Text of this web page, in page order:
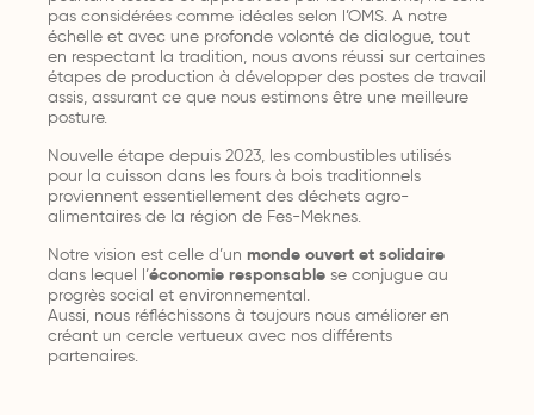
pas considérées comme idéales selon l’OMS. A notre
échelle et avec une profonde volonté de dialogue, tout
en respectant la tradition, nous avons réussi sur certaines
étapes de production à développer des postes de travail
assis, assurant ce que nous estimons être une meilleure
posture.
Nouvelle étape depuis 2023, les combustibles utilisés
pour la cuisson dans les fours à bois traditionnels
proviennent essentiellement des déchets agro-
alimentaires de la région de Fes-Meknes.
Notre vision est celle d’un monde ouvert et solidaire
dans lequel l’économie responsable se conjugue au
progrès social et environnemental.
Aussi, nous réfléchissons à toujours nous améliorer en
créant un cercle vertueux avec nos différents
partenaires.